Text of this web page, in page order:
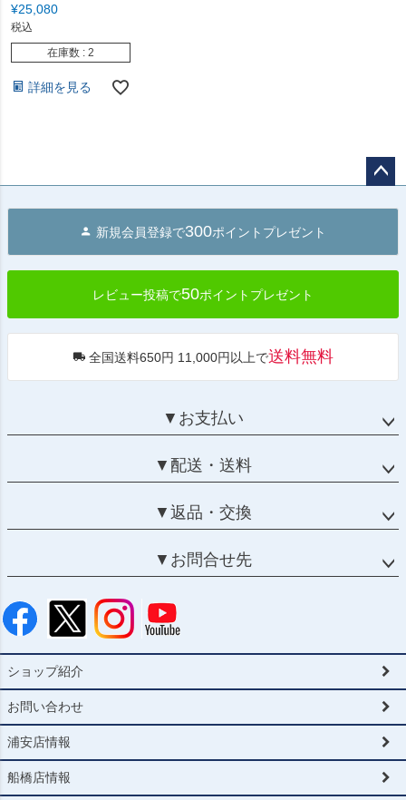
¥25,080
税込
在庫数
2
詳細を見る
へ
新規会員登録で300ポイントプレゼント
レビュー投稿で50ポイントプレゼント
全国送料650円 11,000円以上で送料無料
▼お支払い
▼配送・送料
▼返品・交換
▼お問合せ先
ショップ紹介
お問い合わせ
浦安店情報
船橋店情報